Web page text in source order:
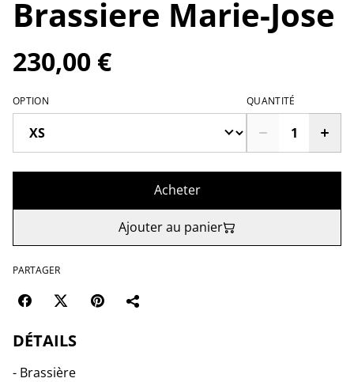
Brassiere Marie-Jose
230,00 €
OPTION QUANTITÉ
Acheter
Ajouter au panier
PARTAGER
DÉTAILS
- Brassière